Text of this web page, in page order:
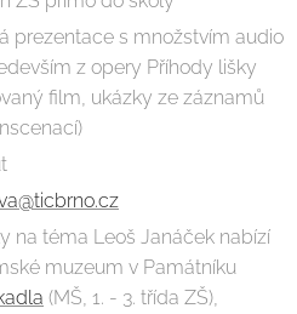
prezentace s množstvím audio
z opery Příhody lišky
film, ukázky ze záznamů
na téma Leoš Janáček nabízí
muzeum v Památníku
(MŠ, 1. - 3. třída ZŠ),